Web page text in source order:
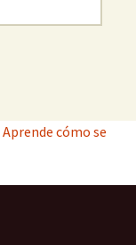
Aprende cómo se